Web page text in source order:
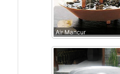
Air Mancur